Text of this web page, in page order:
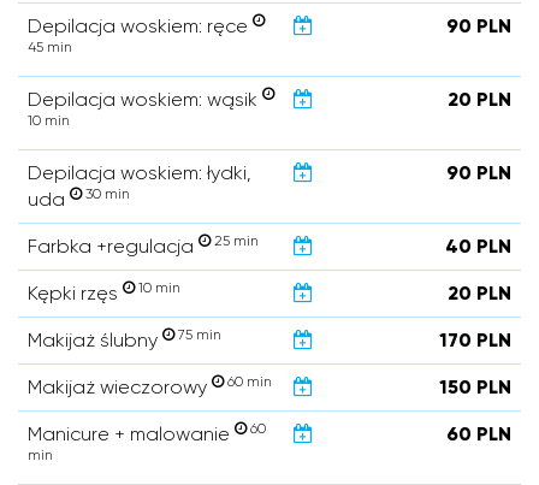
Depilacja woskiem: ręce
45 min
90 PLN
Depilacja woskiem: wąsik
10 min
20 PLN
Depilacja woskiem: łydki,
uda
30 min
90 PLN
Farbka +regulacja 25 min 40 PLN
Kępki rzęs 10 min 20 PLN
Makijaż ślubny 75 min 170 PLN
Makijaż wieczorowy 60 min 150 PLN
Manicure + malowanie
60
min
60 PLN